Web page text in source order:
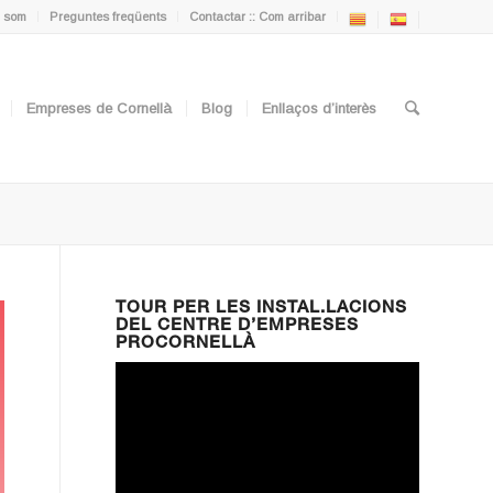
som Preguntes freqüents Contactar :: Com arribar
Empreses de Cornellà Blog Enllaços d’interès
TOUR PER LES INSTAL.LACIONS
DEL CENTRE D’EMPRESES
PROCORNELLÀ